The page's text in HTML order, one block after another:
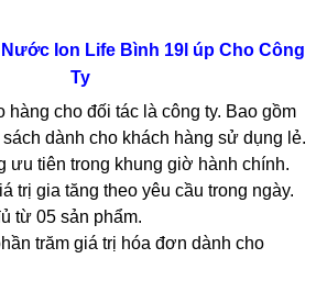
Ion Life Bình 19l úp Cho Công
Ty
hàng cho đối tác là công ty. Bao gồm
dành cho khách hàng sử dụng lẻ.
ưu tiên trong khung giờ hành chính.
trị gia tăng theo yêu cầu trong ngày.
từ 05 sản phẩm.
trăm giá trị hóa đơn dành cho